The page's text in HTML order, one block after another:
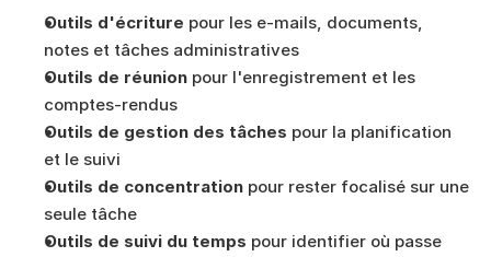
Outils d'écriture pour les e-mails, documents,
notes et tâches administratives
Outils de réunion pour l'enregistrement et les
comptes-rendus
Outils de gestion des tâches pour la planification
et le suivi
Outils de concentration pour rester focalisé sur une
seule tâche
Outils de suivi du temps pour identifier où passe